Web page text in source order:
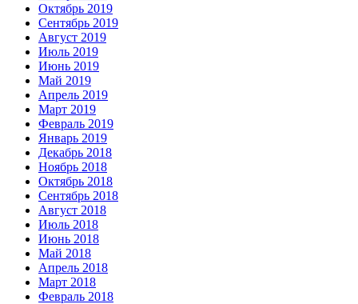
Октябрь 2019
Сентябрь 2019
Август 2019
Июль 2019
Июнь 2019
Май 2019
Апрель 2019
Март 2019
Февраль 2019
Январь 2019
Декабрь 2018
Ноябрь 2018
Октябрь 2018
Сентябрь 2018
Август 2018
Июль 2018
Июнь 2018
Май 2018
Апрель 2018
Март 2018
Февраль 2018